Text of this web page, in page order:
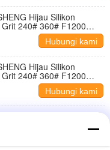
Hijau Silikon
240# 360# F1200
Refractory
Hubungi kami
Hijau Silikon
240# 360# F1200
Refractory
Hubungi kami
Furnaces Monolithic